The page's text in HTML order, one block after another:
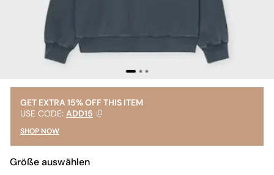
GET EXTRA 15% OFF THIS ITEM
USE CODE: ADD15
SHOP NOW
Größe auswählen